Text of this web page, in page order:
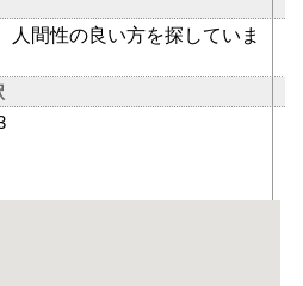
人間性の良い方を探していま